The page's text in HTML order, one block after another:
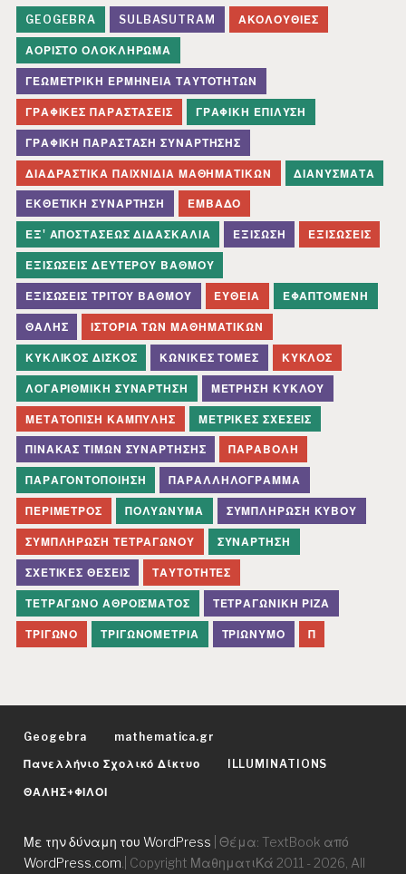
GEOGEBRA SULBASUTRAM ΑΚΟΛΟΥΘΊΕΣ
ΑΌΡΙΣΤΟ ΟΛΟΚΛΉΡΩΜΑ
ΓΕΩΜΕΤΡΙΚΉ ΕΡΜΗΝΕΊΑ ΤΑΥΤΟΤΉΤΩΝ
ΓΡΑΦΙΚΈΣ ΠΑΡΑΣΤΆΣΕΙΣ ΓΡΑΦΙΚΉ ΕΠΊΛΥΣΗ
ΓΡΑΦΙΚΉ ΠΑΡΆΣΤΑΣΗ ΣΥΝΆΡΤΗΣΗΣ
ΔΙΑΔΡΑΣΤΙΚΆ ΠΑΙΧΝΊΔΙΑ ΜΑΘΗΜΑΤΙΚΏΝ ΔΙΑΝΎΣΜΑΤΑ
ΕΚΘΕΤΙΚΉ ΣΥΝΆΡΤΗΣΗ ΕΜΒΑΔΌ
ΕΞ' ΑΠΟΣΤΆΣΕΩΣ ΔΙΔΑΣΚΑΛΊΑ ΕΞΊΣΩΣΗ ΕΞΙΣΏΣΕΙΣ
ΕΞΙΣΏΣΕΙΣ ΔΕΎΤΕΡΟΥ ΒΑΘΜΟΎ
ΕΞΙΣΏΣΕΙΣ ΤΡΊΤΟΥ ΒΑΘΜΟΎ ΕΥΘΕΊΑ ΕΦΑΠΤΟΜΈΝΗ
ΘΑΛΉΣ ΙΣΤΟΡΊΑ ΤΩΝ ΜΑΘΗΜΑΤΙΚΏΝ
ΚΥΚΛΙΚΌΣ ΔΊΣΚΟΣ ΚΩΝΙΚΈΣ ΤΟΜΈΣ ΚΎΚΛΟΣ
ΛΟΓΑΡΙΘΜΙΚΉ ΣΥΝΆΡΤΗΣΗ ΜΈΤΡΗΣΗ ΚΎΚΛΟΥ
ΜΕΤΑΤΌΠΙΣΗ ΚΑΜΠΎΛΗΣ ΜΕΤΡΙΚΈΣ ΣΧΈΣΕΙΣ
ΠΊΝΑΚΑΣ ΤΙΜΏΝ ΣΥΝΆΡΤΗΣΗΣ ΠΑΡΑΒΟΛΉ
ΠΑΡΑΓΟΝΤΟΠΟΊΗΣΗ ΠΑΡΑΛΛΗΛΌΓΡΑΜΜΑ
ΠΕΡΊΜΕΤΡΟΣ ΠΟΛΥΏΝΥΜΑ ΣΥΜΠΛΉΡΩΣΗ ΚΎΒΟΥ
ΣΥΜΠΛΉΡΩΣΗ ΤΕΤΡΑΓΏΝΟΥ ΣΥΝΆΡΤΗΣΗ
ΣΧΕΤΙΚΈΣ ΘΈΣΕΙΣ ΤΑΥΤΌΤΗΤΕΣ
ΤΕΤΡΆΓΩΝΟ ΑΘΡΟΊΣΜΑΤΟΣ ΤΕΤΡΑΓΩΝΙΚΉ ΡΊΖΑ
ΤΡΊΓΩΝΟ ΤΡΙΓΩΝΟΜΕΤΡΊΑ ΤΡΙΏΝΥΜΟ Π
Geogebra mathematica.gr
Πανελλήνιο Σχολικό Δίκτυο ILLUMINATIONS
ΘΑΛΗΣ+ΦΙΛΟΙ
Με την δύναμη του WordPress |Θέμα: TextBook από
WordPress.com